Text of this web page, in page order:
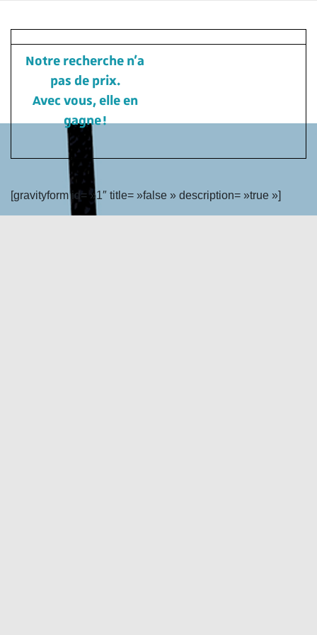
Notre recherche n’a
pas de prix.
Avec vous, elle en
gagne !
[gravityform id= »1″ title= »false » description= »true »]